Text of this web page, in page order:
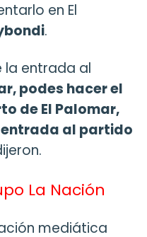
en El
.
la entrada al
podes hacer el
de El Palomar,
al partido
La Nación
mediática